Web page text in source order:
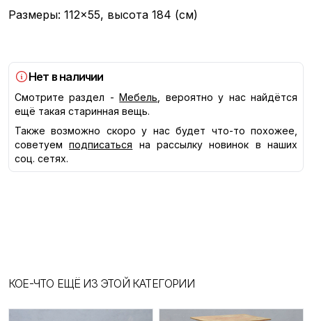
Размеры: 112×55, высота 184 (см)
Нет в наличии
Смотрите раздел - Мебель , вероятно у нас найдётся
ещё такая старинная вещь.
Также возможно скоро у нас будет что-то похожее,
советуем
подписаться
на рассылку новинок в наших
соц. сетях.
КОЕ-ЧТО ЕЩЁ ИЗ ЭТОЙ КАТЕГОРИИ